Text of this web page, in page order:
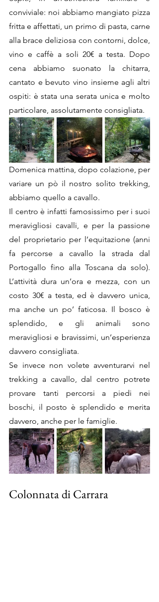
conviviale: noi abbiamo mangiato pizza
fritta e affettati, un primo di pasta, carne
alla brace deliziosa con contorni, dolce,
vino e caffè a soli 20€ a testa. Dopo
cena abbiamo suonato la chitarra,
cantato e bevuto vino insieme agli altri
ospiti: è stata una serata unica e molto
particolare, assolutamente consigliata.
Domenica mattina, dopo colazione, per
variare un pò il nostro solito trekking,
abbiamo quello a cavallo.
Il centro è infatti famosissimo per i suoi
meravigliosi cavalli, e per la passione
del proprietario per l’equitazione (anni
fa percorse a cavallo la strada dal
Portogallo fino alla Toscana da solo).
L’attività dura un’ora e mezza, con un
costo 30€ a testa, ed è davvero unica,
ma anche un po’ faticosa. Il bosco è
splendido, e gli animali sono
meravigliosi e bravissimi, un’esperienza
davvero consigliata.
Se invece non volete avventurarvi nel
trekking a cavallo, dal centro potrete
provare tanti percorsi a piedi nei
boschi, il posto è splendido e merita
davvero, anche per le famiglie.
Colonnata di Carrara